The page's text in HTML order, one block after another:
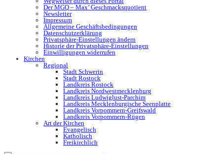
Der MGQ – Max’ Geschmacksquotient
Newsletter
Impressum
Allgemeine Geschäftsbedingungen
Datenschutzerklärung
Privatsphäre-Einstellungen ändern
Historie der Privatsphäre-Einstellungen
Einwilligungen widerrufen
Kirchen
Regional
Stadt Schwerin
Stadt Rostock
Landkreis Rostock
Landkreis Nordwestmecklenburg
Landkreis Ludwiglust-Parchim
Landkreis Mecklenburgische Seenplatte
Landkreis Vorpommern-Greifswald
Landkreis Vorpommern-Rügen
Art der Kirchen
Evangelisch
Katholisch
Freikirchlich